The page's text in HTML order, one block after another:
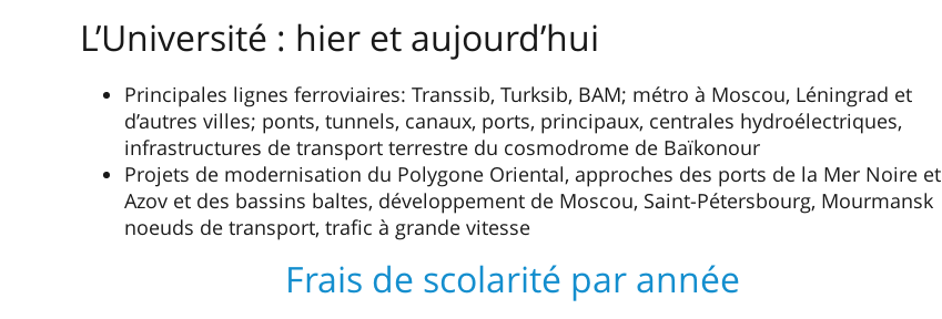
L’Université : hier et aujourd’hui
Principales lignes ferroviaires: Transsib, Turksib, BAM; métro à Moscou, Léningrad et
d’autres villes; ponts, tunnels, canaux, ports, principaux, centrales hydroélectriques,
infrastructures de transport terrestre du cosmodrome de Baïkonour
Projets de modernisation du Polygone Oriental, approches des ports de la Mer Noire et
Azov et des bassins baltes, développement de Moscou, Saint-Pétersbourg, Mourmansk
noeuds de transport, trafic à grande vitesse
Frais de scolarité par année